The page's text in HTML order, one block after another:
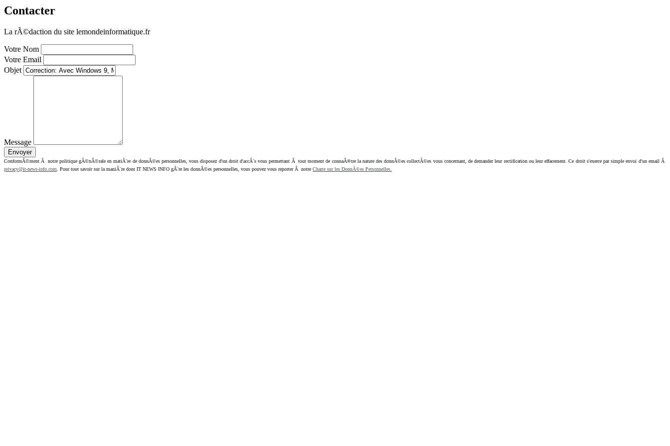
Contacter
La rÃ©daction du site lemondeinformatique.fr
Votre Nom
Votre Email
Objet
Message
ConformÃ©ment Ã notre politique gÃ©nÃ©rale en matiÃ¨re de donnÃ©es personnelles, vous disposez d'un droit d'accÃ¨s vous permettant Ã tout moment de connaÃ®tre la nature des donnÃ©es collectÃ©es vous concernant, de demander leur rectification ou leur effacement. Ce droit s'exerce par simple envoi d'un email Ã
privacy@it-news-info.com . Pour tout savoir sur la maniÃ¨re dont IT NEWS INFO gÃ¨re les donnÃ©es personnelles, vous pouvez vous reporter Ã notre Charte sur les DonnÃ©es Personnelles.